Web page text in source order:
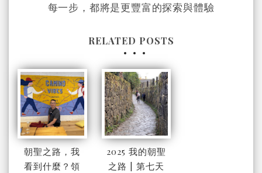
每一步，都將是更豐富的探索與體驗
RELATED POSTS
朝聖之路，我
看到什麼？領
2025 我的朝聖
之路 | 第七天